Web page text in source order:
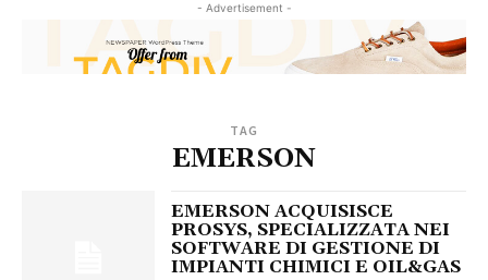
- Advertisement -
TAG
EMERSON
EMERSON ACQUISISCE
PROSYS, SPECIALIZZATA NEI
SOFTWARE DI GESTIONE DI
IMPIANTI CHIMICI E OIL&GAS